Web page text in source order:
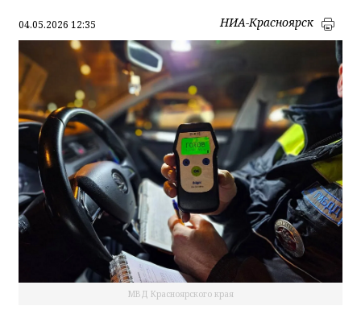
04.05.2026 12:35 НИА-Красноярск
МВД Красноярского края